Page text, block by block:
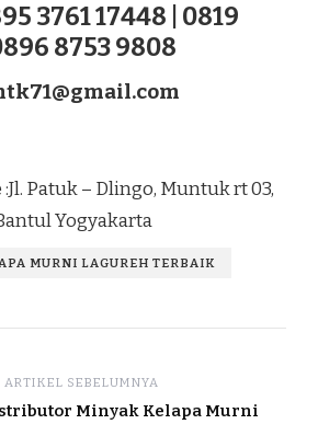
3761 17448 | 0819
8753 9808
Patuk – Dlingo, Muntuk rt 03,
Yogyakarta
MURNI LAGUREH TERBAIK
ARTIKEL SEBELUMNYA
Minyak Kelapa Murni